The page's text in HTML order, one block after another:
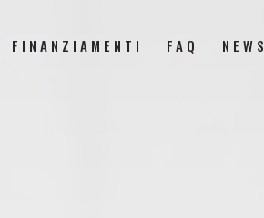
FINANZIAMENTI FAQ NEWS